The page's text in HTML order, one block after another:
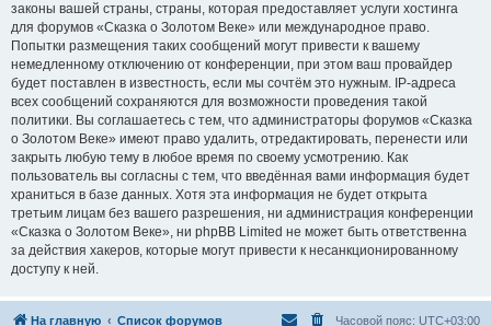
законы вашей страны, страны, которая предоставляет услуги хостинга
для форумов «Сказка о Золотом Веке» или международное право.
Попытки размещения таких сообщений могут привести к вашему
немедленному отключению от конференции, при этом ваш провайдер
будет поставлен в известность, если мы сочтём это нужным. IP-адреса
всех сообщений сохраняются для возможности проведения такой
политики. Вы соглашаетесь с тем, что администраторы форумов «Сказка
о Золотом Веке» имеют право удалить, отредактировать, перенести или
закрыть любую тему в любое время по своему усмотрению. Как
пользователь вы согласны с тем, что введённая вами информация будет
храниться в базе данных. Хотя эта информация не будет открыта
третьим лицам без вашего разрешения, ни администрация конференции
«Сказка о Золотом Веке», ни phpBB Limited не может быть ответственна
за действия хакеров, которые могут привести к несанкционированному
доступу к ней.
На главную Список форумов Часовой пояс: UTC+03:00